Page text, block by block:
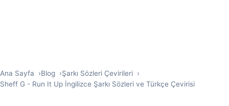
Ana Sayfa Blog
Şarkı Sözleri Çevirileri
Sheff G - Run It Up İngilizce Şarkı Sözleri ve Türkçe Çevirisi